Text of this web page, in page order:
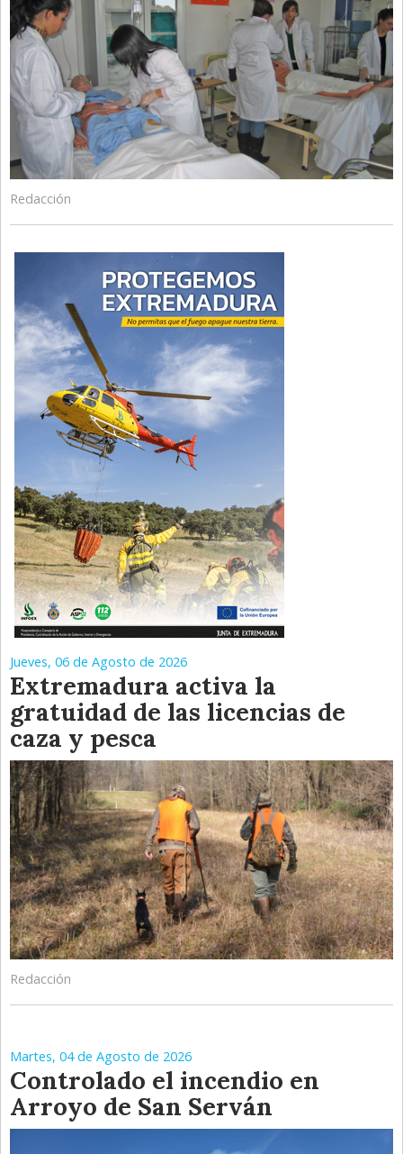
Redacción
Jueves, 06 de Agosto de 2026
Extremadura activa la
gratuidad de las licencias de
caza y pesca
Redacción
Martes, 04 de Agosto de 2026
Controlado el incendio en
Arroyo de San Serván